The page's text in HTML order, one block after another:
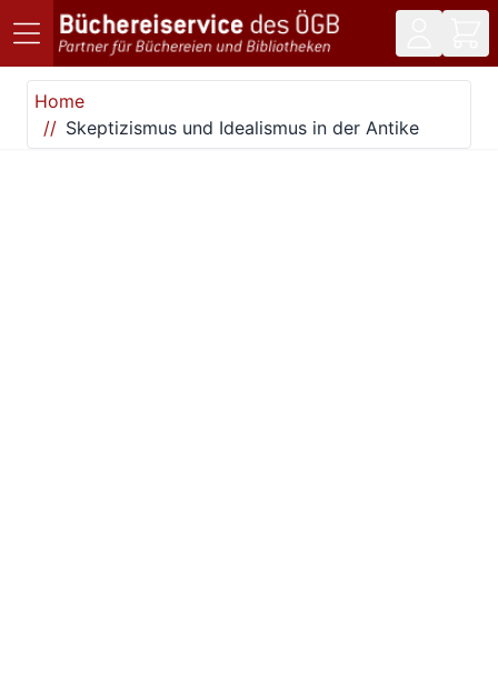
Direkt zum Inhalt
Home
Skeptizismus und Idealismus in der Antike